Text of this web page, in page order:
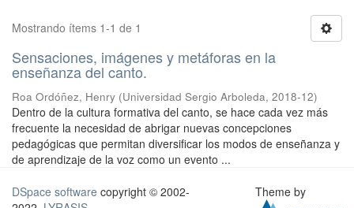
Mostrando ítems 1-1 de 1
Sensaciones, imágenes y metáforas en la
enseñanza del canto.
Roa Ordóñez, Henry (Universidad Sergio Arboleda, 2018-12)
Dentro de la cultura formativa del canto, se hace cada vez más
frecuente la necesidad de abrigar nuevas concepciones
pedagógicas que permitan diversificar los modos de enseñanza y
de aprendizaje de la voz como un evento ...
DSpace software copyright © 2002-
Theme by